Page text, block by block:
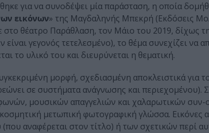
για να συνοδέψει μία παράσταση, η οποία
εικόνων» της Μαγδαληνής Μπεκρή (Εκδόσεις
θέατρο Παράθλαση, τον Μάιο του 2019, δίχως
γεγονός τετελεσμένο), το θέμα συνεχίζει να
το υλικό του και διευρύνεται η θεματική.
μορφή, σχεδιασμένη αποκλειστικά για
σε συστήματα ανάγνωσης και περιεχομένου).
μουσικών απαγγελιών και χαλαρωτικών συν-
μετωπική φωτογραφική γλώσσα. Εικόνες
αναφέρεται στον τίτλο) ή των σχετικών περί